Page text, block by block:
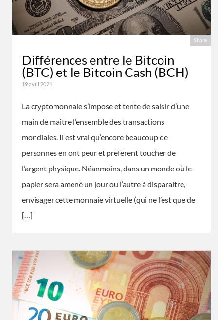
Share
Différences entre le Bitcoin
(BTC) et le Bitcoin Cash (BCH)
19 avril 2021
La cryptomonnaie s’impose et tente de saisir d’une
main de maître l’ensemble des transactions
mondiales. Il est vrai qu’encore beaucoup de
personnes en ont peur et préfèrent toucher de
l’argent physique. Néanmoins, dans un monde où le
papier sera amené un jour ou l’autre à disparaitre,
envisager cette monnaie virtuelle (qui ne l’est que de
[…]